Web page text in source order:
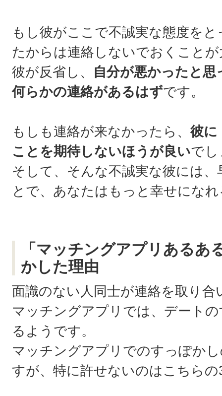
もし彼がここで不誠実な態度を
たからは連絡しないでおくこと
彼が反省し、 自分が悪かったと
何らかの連絡があるはずです。
もしも連絡が来なかったら、 彼に
ことを期待しないほうが良いでし
そして、そんな不誠実な彼には
とで、あなたはもっと幸せにな
「マッチングアプリあるあ
かした理由
面識のない人同士が連絡を取り
マッチングアプリでは、デート
るようです。
マッチングアプリでのすっぽか
すが、特に許せないのはこちら